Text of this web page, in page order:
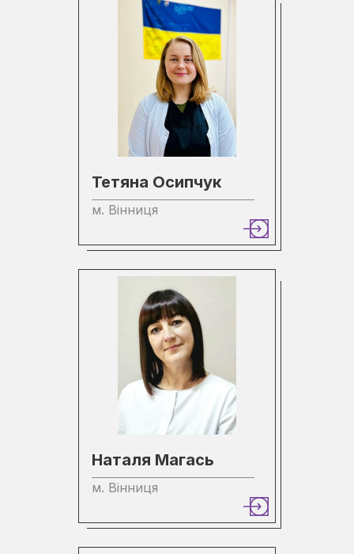
Тетяна Осипчук
м. Вінниця
Наталя Магась
м. Вінниця